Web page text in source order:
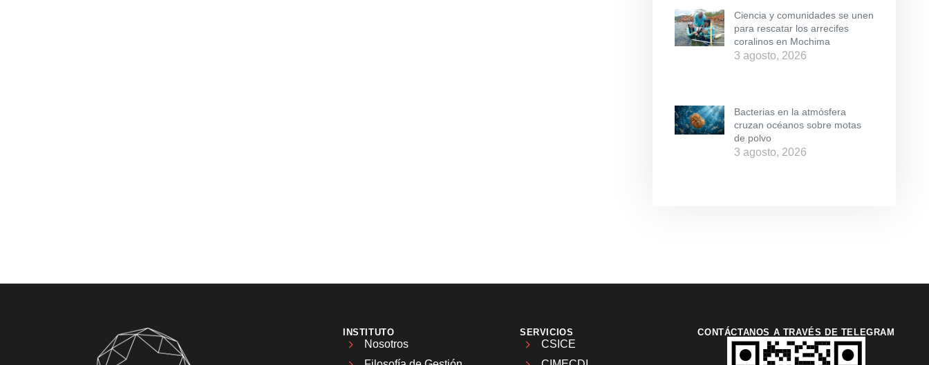
Ciencia y comunidades se unen
para rescatar los arrecifes
coralinos en Mochima
3 agosto, 2026
Bacterias en la atmósfera
cruzan océanos sobre motas
de polvo
3 agosto, 2026
INSTITUTO
Nosotros
SERVICIOS
CSICE
CONTÁCTANOS A TRAVÉS DE TELEGRAM